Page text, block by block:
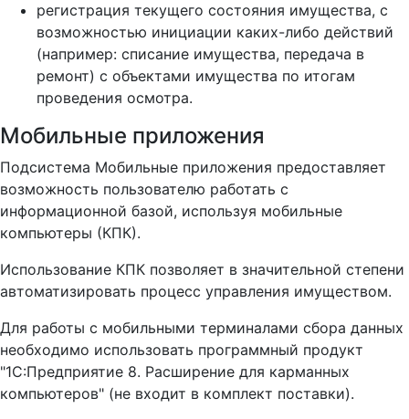
регистрация текущего состояния имущества, с
возможностью инициации каких-либо действий
(например: списание имущества, передача в
ремонт) с объектами имущества по итогам
проведения осмотра.
Мобильные приложения
Подсистема Мобильные приложения предоставляет
возможность пользователю работать с
информационной базой, используя мобильные
компьютеры (КПК).
Использование КПК позволяет в значительной степени
автоматизировать процесс управления имуществом.
Для работы с мобильными терминалами сбора данных
необходимо использовать программный продукт
"1С:Предприятие 8. Расширение для карманных
компьютеров" (не входит в комплект поставки).